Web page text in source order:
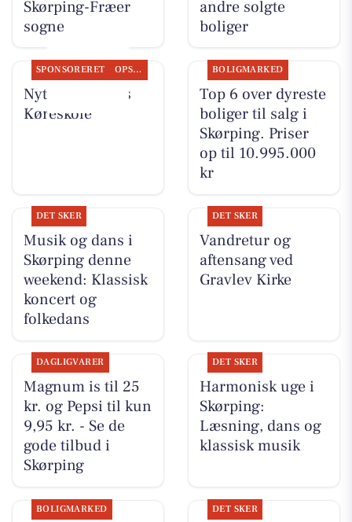
Skørping-Fræer
sogne
andre solgte
boliger
SPONSORERET OPSLAGSTAVLEN
Nyt fra Kudahls
Køreskole
BOLIGMARKED
Top 6 over dyreste
boliger til salg i
Skørping. Priser
op til 10.995.000
kr
DET SKER
Musik og dans i
Skørping denne
weekend: Klassisk
koncert og
folkedans
DET SKER
Vandretur og
aftensang ved
Gravlev Kirke
DAGLIGVARER
Magnum is til 25
kr. og Pepsi til kun
9,95 kr. - Se de
gode tilbud i
Skørping
DET SKER
Harmonisk uge i
Skørping:
Læsning, dans og
klassisk musik
BOLIGMARKED DET SKER